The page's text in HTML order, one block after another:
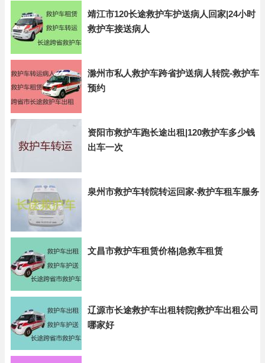
靖江市120长途救护车护送病人回家|24小时
救护车接送病人
滁州市私人救护车跨省护送病人转院-救护车
预约
资阳市救护车跑长途出租|120救护车多少钱
出车一次
泉州市救护车转院转运回家-救护车租车服务
文昌市救护车租赁价格|急救车租赁
辽源市长途救护车出租转院|救护车出租公司
哪家好